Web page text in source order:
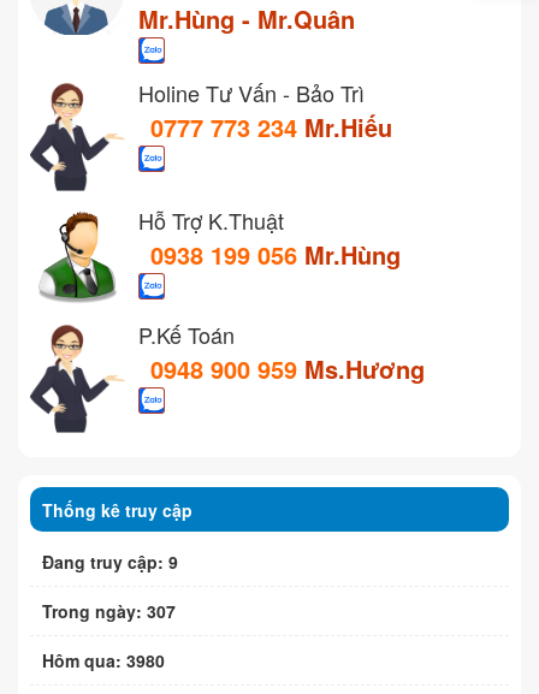
Mr.Hùng - Mr.Quân
Holine Tư Vấn - Bảo Trì
0777 773 234 Mr.Hiếu
Hỗ Trợ K.Thuật
0938 199 056 Mr.Hùng
P.Kế Toán
0948 900 959 Ms.Hương
Thống kê truy cập
Đang truy cập: 9
Trong ngày: 307
Hôm qua: 3980